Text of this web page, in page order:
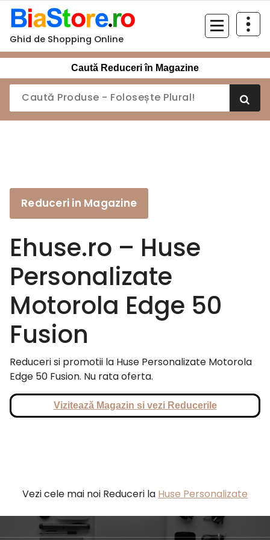
Sari
conținut
Ghid de Shopping Online
Caută Reduceri în Magazine
Reduceri in Magazine
Ehuse.ro – Huse
Personalizate
Motorola Edge 50
Fusion
Reduceri si promotii la Huse Personalizate Motorola
Edge 50 Fusion. Nu rata oferta.
Vizitează Magazin si vezi Reducerile
Vezi cele mai noi Reduceri la Huse Personalizate